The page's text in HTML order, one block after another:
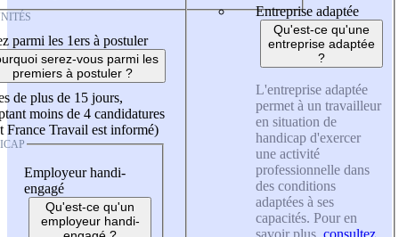
parmi les 1ers à postuler
serez-vous parmi les
premiers à postuler ?
de plus de 15 jours,
moins de 4 candidatures
France Travail est informé)
Employeur handi-
engagé
Qu'est-ce qu'un
employeur handi-
Entreprise adaptée
Qu'est-ce qu'une
entreprise adaptée
?
L'entreprise adaptée
permet à un travailleur
en situation de
handicap d'exercer
une activité
professionnelle dans
des conditions
adaptées à ses
capacités. Pour en
savoir plus, consultez